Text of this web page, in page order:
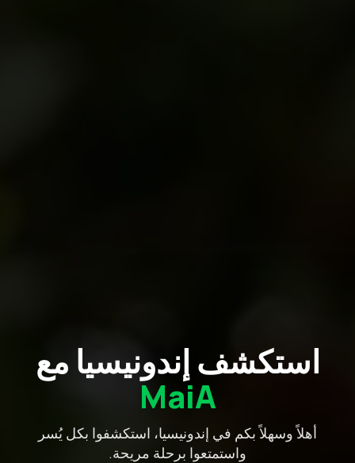
استكشف إندونيسيا مع
MaiA
أهلاً وسهلاً بكم في إندونيسيا، استكشفوا بكل يُسر
واستمتعوا برحلة مريحة.